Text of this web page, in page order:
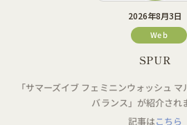
2026年8月3日
Web
SPUR
「サマーズイブ フェミニンウォッシュ
バランス」が紹介され
記事はこちら